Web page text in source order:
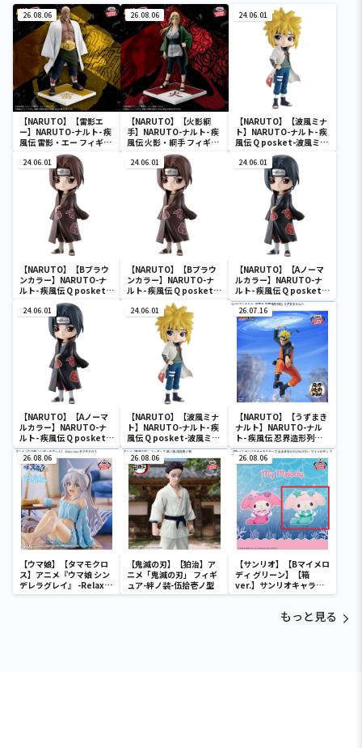
26.08.06
【NARUTO】【雷影エ
ー】NARUTO-ナルト- 疾
風伝 雷影・エー フィギュ
ア～五影集結…!!～
26.08.06
【NARUTO】【火影綱
手】NARUTO-ナルト- 疾
風伝 火影・綱手 フィギュ
ア～五影集結…!!～
24.06.01
【NARUTO】【波風ミナ
ト】NARUTO-ナルト- 疾
風伝 Q posket-波風ミナ
24.06.01
【NARUTO】【Bブラウ
ンカラー】NARUTO-ナ
ルト- 疾風伝 Q posket-
うちはイタチ-
24.06.01
【NARUTO】【Bブラウ
ンカラー】NARUTO-ナ
ルト- 疾風伝 Q posket-
うちはイタチ-
24.06.01
【NARUTO】【Aノーマ
ルカラー】NARUTO-ナ
ルト- 疾風伝 Q posket-
うちはイタチ-
24.06.01
【NARUTO】【Aノーマ
ルカラー】NARUTO-ナ
ルト- 疾風伝 Q posket-
うちはイタチ-
24.06.01
【NARUTO】【波風ミナ
ト】NARUTO-ナルト- 疾
風伝 Q posket-波風ミナ
ト-
26.07.16
【NARUTO】【うずまき
ナルト】NARUTO-ナル
ト- 疾風伝 忍界造形列伝-
うずまきナルト-
26.08.06
【ウマ娘】【タマモクロ
ス】アニメ『ウマ娘 シン
デレラグレイ』 -Relax
time-タマモクロス
26.08.06
【鬼滅の刃】【狛治】ア
ニメ「鬼滅の刃」 フィギ
ュア-絆ノ装-伍拾壱ノ型
26.08.06
【サンリオ】【Bマイメロ
ディ グリーン】【箱
ver.】サンリオキャラク
ターズ おおきな
ディ マーメイドver. ～
もっと見る